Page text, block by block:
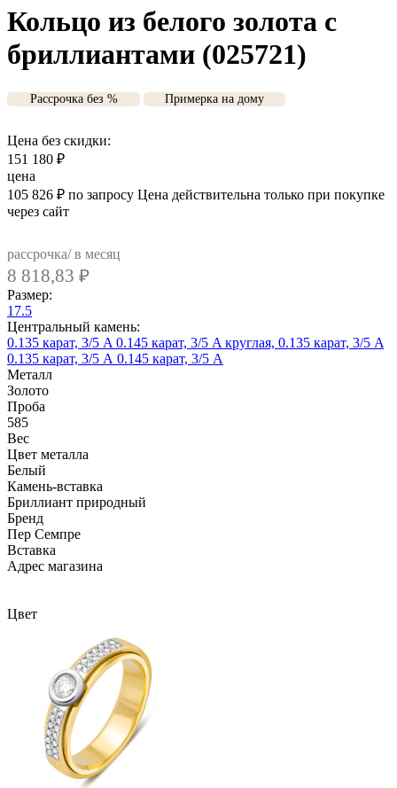
Кольцо из белого золота с
бриллиантами (025721)
Рассрочка без % Примерка на дому
Цена без скидки:
151 180 ₽
цена
105 826 ₽ по запросу Цена действительна только при покупке
через сайт
рассрочка/ в месяц
8 818,83 ₽
Размер:
17.5
Центральный камень:
0.135 карат, 3/5 A 0.145 карат, 3/5 A круглая, 0.135 карат, 3/5 A
0.135 карат, 3/5 А 0.145 карат, 3/5 А
Металл
Золото
Проба
585
Вес
Цвет металла
Белый
Камень-вставка
Бриллиант природный
Бренд
Пер Семпре
Вcтавка
Адрес магазина
Цвет